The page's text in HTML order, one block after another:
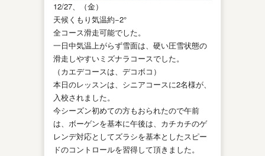
12/27、（金）
天候くもり気温約−2°
全コース滑走可能でした。
一日中気温上がらず雪面は、硬い圧雪状態の
滑走しやすいミズナラコースでした。
（カエデコースは、デコボコ）
本日のレッスンは、シニアコースに2名様が、
入校されました。
今シーズン初めての方もおられたので午前
は、ボーゲンを基本に午後は、カチカチのゲ
レンデ対応としてズラシを基本としたスピー
ドのコントロールを習得して頂きました。